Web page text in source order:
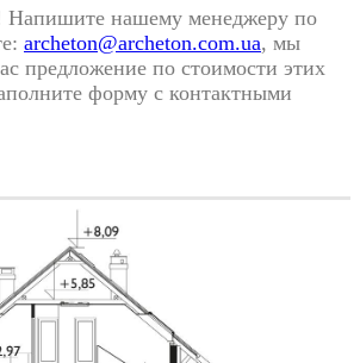
Напишите нашему менеджеру по
archeton@archeton.com.ua, мы
предложение по стоимости этих
форму с контактными